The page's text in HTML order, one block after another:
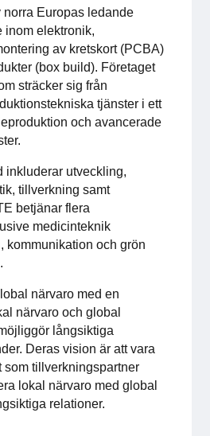
norra Europas ledande
inom elektronik,
av kretskort (PCBA)
(box build). Företaget
sträcker sig från
tjänster i ett
och avancerade
inkluderar utveckling,
tillverkning samt
betjänar flera
medicinteknik
kommunikation och grön
närvaro med en
närvaro och global
långsiktiga
Deras vision är att vara
som tillverkningspartner
lokal närvaro med global
relationer.